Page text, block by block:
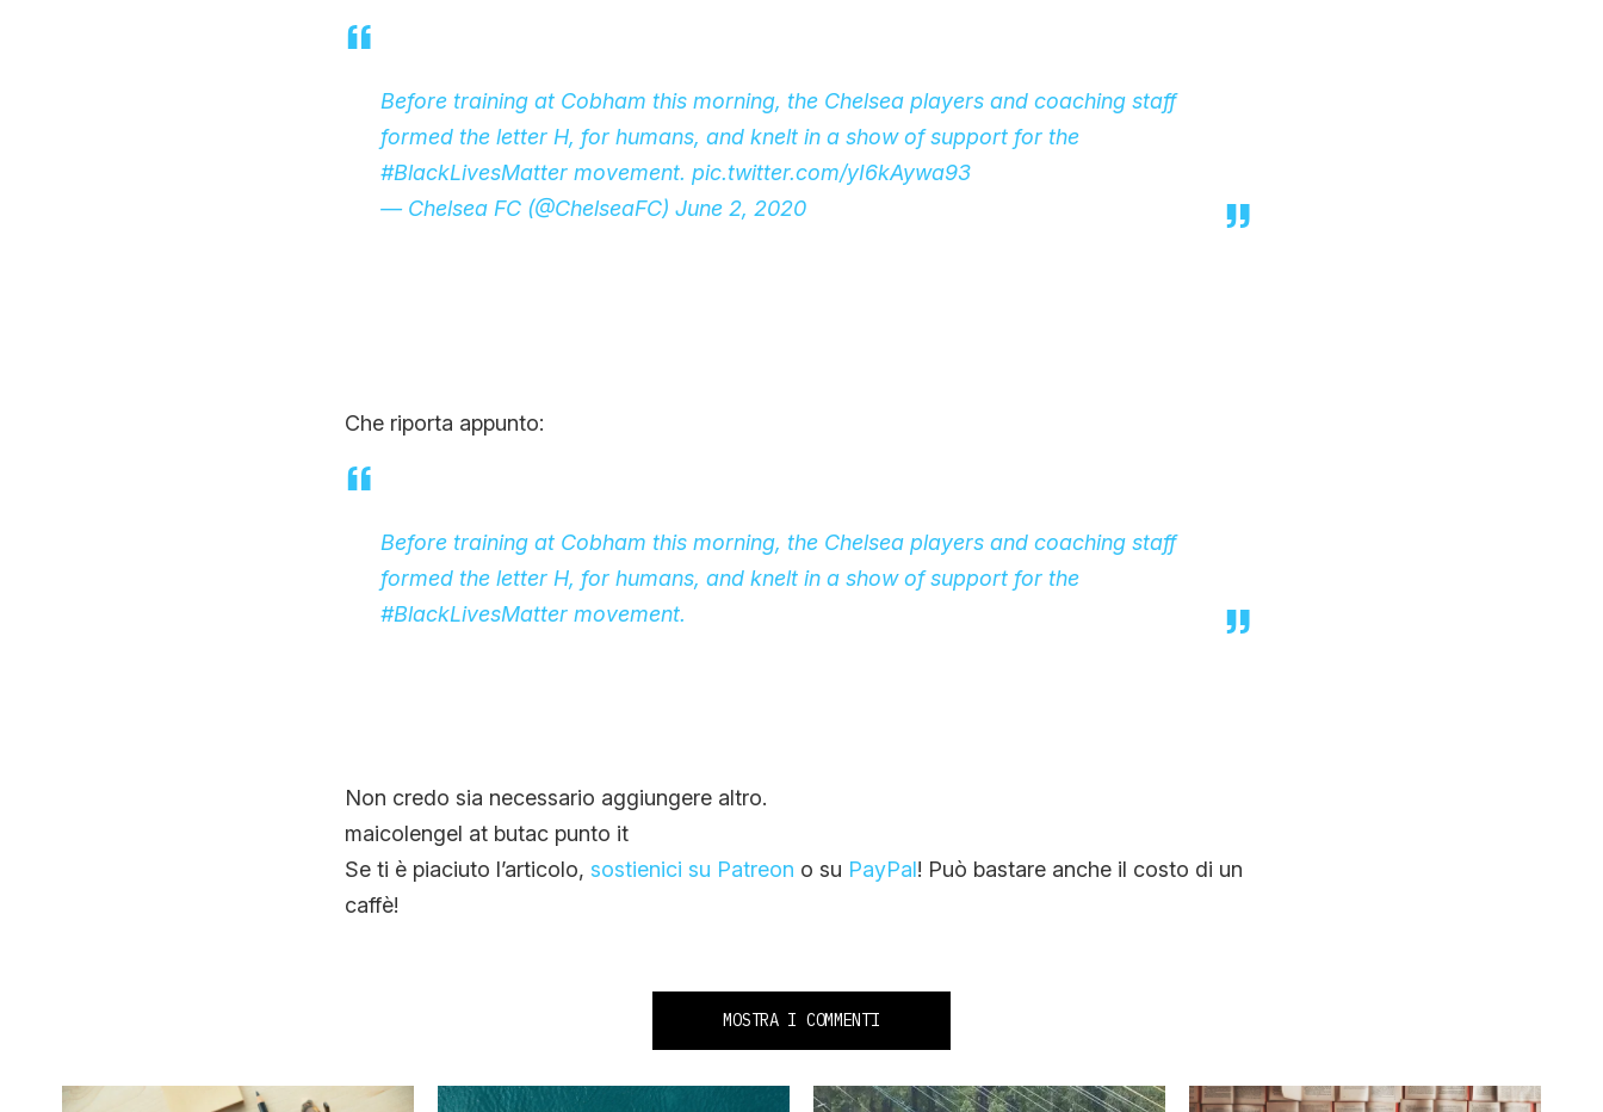
Before training at Cobham this morning, the Chelsea players and coaching staff
formed the letter H, for humans, and knelt in a show of support for the
#BlackLivesMattermovement. pic.twitter.com/yI6kAywa93
— Chelsea FC (@ChelseaFC) June 2, 2020
Che riporta appunto:
Before training at Cobham this morning, the Chelsea players and coaching staff
formed the letter H, for humans, and knelt in a show of support for the
#BlackLivesMattermovement.
Non credo sia necessario aggiungere altro.
maicolengel at butac punto it
Se ti è piaciuto l’articolo, sostienici su Patreon o su PayPal! Può bastare anche il costo di un
caffè!
MOSTRA I COMMENTI